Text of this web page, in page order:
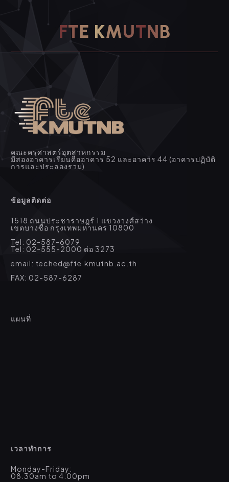
FTE KMUTNB
คณะครุศาสตร์อุตสาหกรรม
มีสองอาคารเรียนคืออาคาร 52 และอาคาร 44 (อาคารปฏิบัติ
การและประลองรวม)
ข้อมูลติดต่อ
1518 ถนนประชาราษฎร์ 1 แขวงวงศ์สว่าง
เขตบางซื่อ กรุงเทพมหานคร 10800
Tel: 02-587-6079
Tel: 02-555-2000 ต่อ 3273
email: teched@fte.kmutnb.ac.th
FAX: 02-587-6287
แผนที่
เวลาทำการ
Monday-Friday:
08.30am to 4.00pm